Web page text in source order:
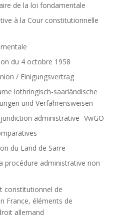
de la loi fondamentale
à la Cour constitutionnelle
du 4 octobre 1958
/ Einigungsvertrag
lothringisch-saarländische
und Verfahrensweisen
juridiction administrative -VwGO-
du Land de Sarre
procédure administrative non
constitutionnel de
France, éléments de
allemand